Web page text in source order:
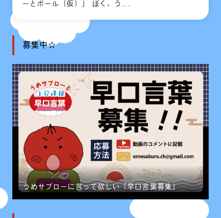
ーとポール（仮）」 ぼく、う...
募集中☆
うめサブローに言って欲しい『早口言葉募集』